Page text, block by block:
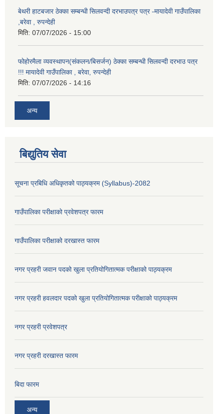
बेथरी हाटबजार ठेक्का सम्बन्धी सिलवन्दी दरभाउपत्र पत्र -मायादेवी गाउँपालिका
,बरेवा , रुपन्देही
मिति: 07/07/2026 - 15:00
फोहोरमैला व्यवस्थापन(संकलन/बिसर्जन) ठेक्का सम्बन्धी सिलवन्दी दरभाउ पत्र
!!! मायादेवी गाउँपालिका , बरेवा, रुपन्देही
मिति: 07/07/2026 - 14:16
अन्य
बिद्युतिय सेवा
सूचना प्रबिधि अधिकृतको पाठ्यक्रम (Syllabus)-2082
गाउँपालिका परीक्षाको प्रवेशपत्र फारम
गाउँपालिका परीक्षाको दरखास्त फारम
नगर प्रहरी जवान पदको खुला प्रतियोगितात्मक परीक्षाको पाठ्यक्रम
नगर प्रहरी हवलदार पदको खुला प्रतियोगितात्मक परीक्षाको पाठ्यक्रम
नगर प्रहरी प्रवेशपत्र
नगर प्रहरी दरखास्त फारम
बिदा फारम
अन्य